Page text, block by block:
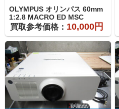
OLYMPUS オリンパス 60mm
1:2.8 MACRO ED MSC
買取参考価格： 10,000円